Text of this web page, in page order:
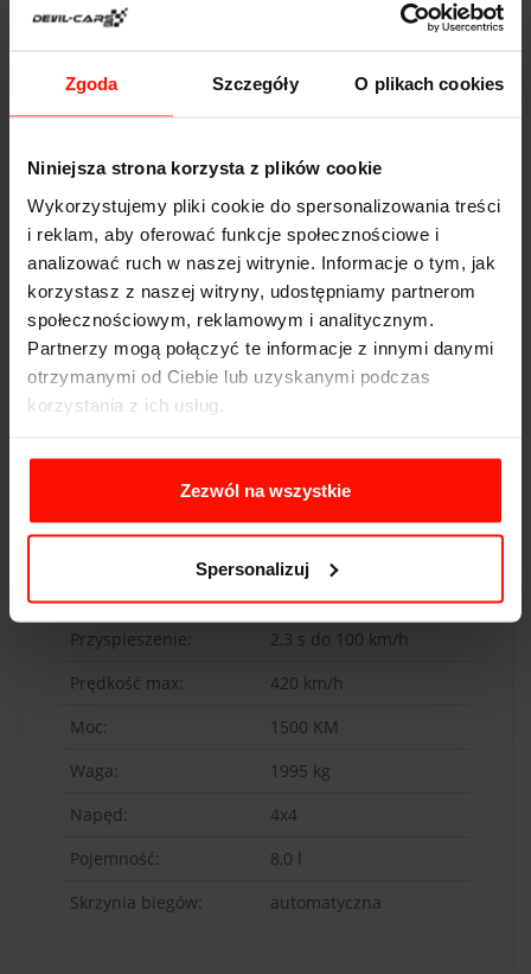
Zgoda Szczegóły O plikach cookies
Niniejsza strona korzysta z plików cookie
Wykorzystujemy pliki cookie do spersonalizowania treści
i reklam, aby oferować funkcje społecznościowe i
analizować ruch w naszej witrynie. Informacje o tym, jak
korzystasz z naszej witryny, udostępniamy partnerom
społecznościowym, reklamowym i analitycznym.
Partnerzy mogą połączyć te informacje z innymi danymi
otrzymanymi od Ciebie lub uzyskanymi podczas
korzystania z ich usług.
Zezwól na wszystkie
Spersonalizuj
Wnętrze Chirona zostało wykonane z najlepszej jakości
materiałów, co jest zrozumiałe przy samochodzie za
z nich dopracowano w każdym detalu. Jadąc na
wycieczkę, lepiej dużo ze sobą nie brać. Tzw. bagażnik
Chirona ma pojemność 56 litrów.
W Chironie próżno szukać takich udogodnień jak ekran
dotykowy, Apple CarPlay, ani im podobnych. Na plus
należy jednak wspomnieć o niesamowitym nagłośnieniu
- 4 głośniki, w których membrany wykonano z użyciem
1-karatowego diamentu.
DANE TECHNICZNE
Przyspieszenie:
2,3 s do 100 km/h
Prędkość max:
420 km/h
Moc:
1500 KM
Waga:
1995 kg
Napęd:
4x4
Pojemność:
8,0 l
Skrzynia biegów:
automatyczna